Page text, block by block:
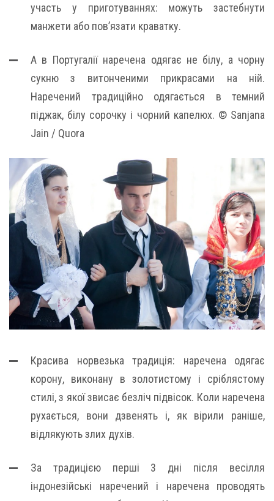
участь у приготуваннях: можуть застебнути
манжети або пов’язати краватку.
А в Португалії наречена одягає не білу, а чорну
сукню з витонченими прикрасами на ній.
Наречений традиційно одягається в темний
піджак, білу сорочку і чорний капелюх. © Sanjana
Jain / Quora
Красива норвезька традиція: наречена одягає
корону, виконану в золотистому і сріблястому
стилі, з якої звисає безліч підвісок. Коли наречена
рухається, вони дзвенять і, як вірили раніше,
відлякують злих духів.
За традицією перші 3 дні після весілля
індонезійські наречений і наречена проводять